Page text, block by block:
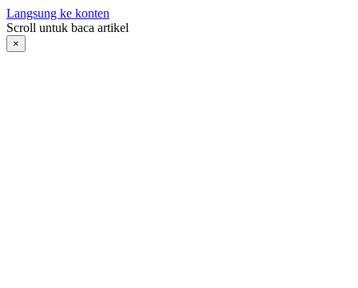
Langsung ke konten
Scroll untuk baca artikel
×